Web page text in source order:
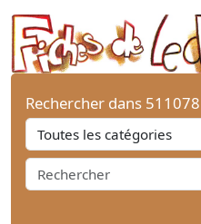
Rechercher dans